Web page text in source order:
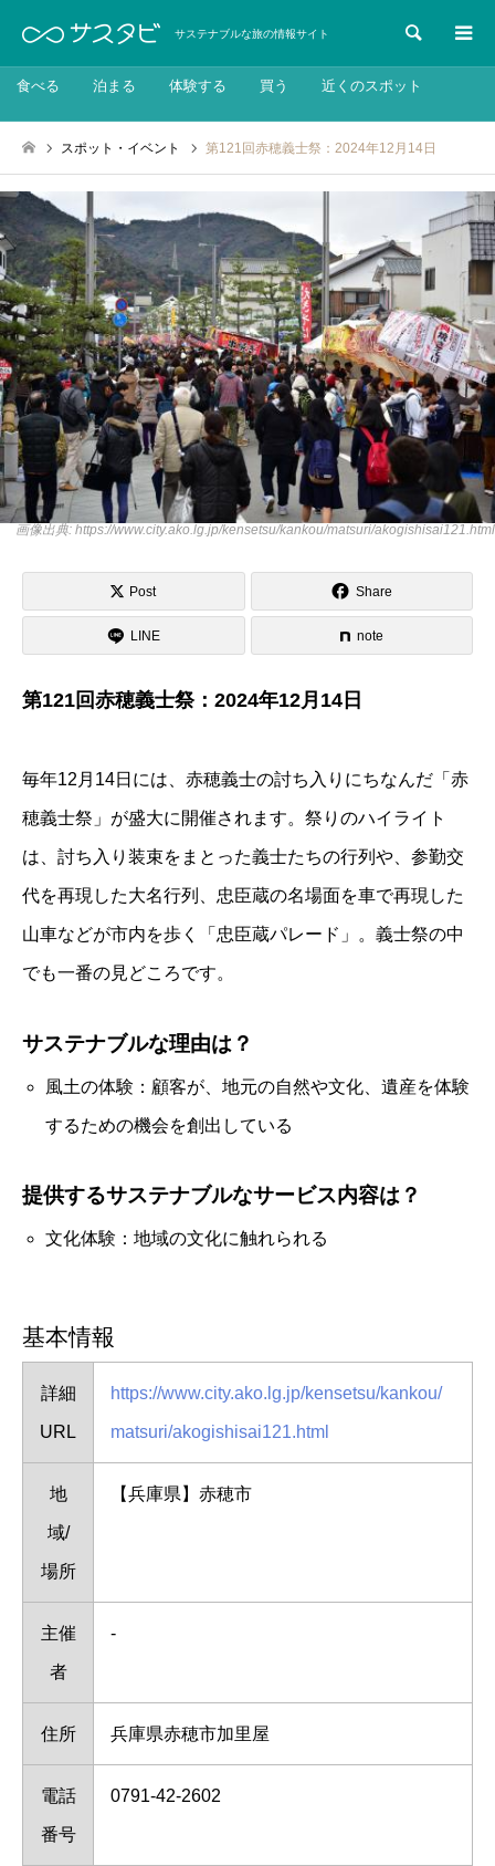
サステナブルな旅の情報サイト 検索
食べる 泊まる 体験する 買う 近くのスポット
スポット・イベント 第121回赤穂義士祭：2024年12月14日
画像出典: https://www.city.ako.lg.jp/kensetsu/kankou/matsuri/akogishisai121.html
Post Share
LINE note
第121回赤穂義士祭：2024年12月14日
毎年12月14日には、赤穂義士の討ち入りにちなんだ「赤
穂義士祭」が盛大に開催されます。祭りのハイライト
は、討ち入り装束をまとった義士たちの行列や、参勤交
代を再現した大名行列、忠臣蔵の名場面を車で再現した
山車などが市内を歩く「忠臣蔵パレード」。義士祭の中
でも一番の見どころです。
サステナブルな理由は？
風土の体験：顧客が、地元の自然や文化、遺産を体験
するための機会を創出している
提供するサステナブルなサービス内容は？
文化体験：地域の文化に触れられる
基本情報
詳細
URL
https://www.city.ako.lg.jp/kensetsu/kankou/
matsuri/akogishisai121.html
地
域/
場所
【兵庫県】赤穂市
主催
者
-
住所 兵庫県赤穂市加里屋
電話
番号
0791-42-2602